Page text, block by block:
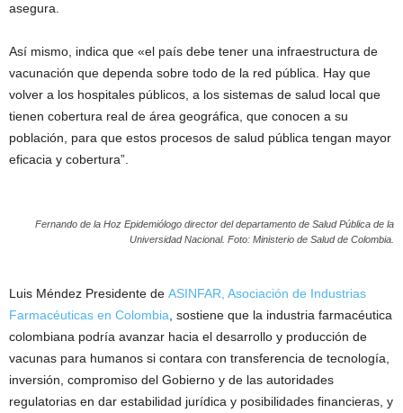
asegura.
Así mismo, indica que «el país debe tener una infraestructura de
vacunación que dependa sobre todo de la red pública. Hay que
volver a los hospitales públicos, a los sistemas de salud local que
tienen cobertura real de área geográfica, que conocen a su
población, para que estos procesos de salud pública tengan mayor
eficacia y cobertura”.
Fernando de la Hoz Epidemiólogo director del departamento de Salud Pública de la
Universidad Nacional. Foto: Ministerio de Salud de Colombia.
Luis Méndez Presidente de ASINFAR, Asociación de Industrias
Farmacéuticas en Colombia , sostiene que la industria farmacéutica
colombiana podría avanzar hacia el desarrollo y producción de
vacunas para humanos si contara con transferencia de tecnología,
inversión, compromiso del Gobierno y de las autoridades
regulatorias en dar estabilidad jurídica y posibilidades financieras, y